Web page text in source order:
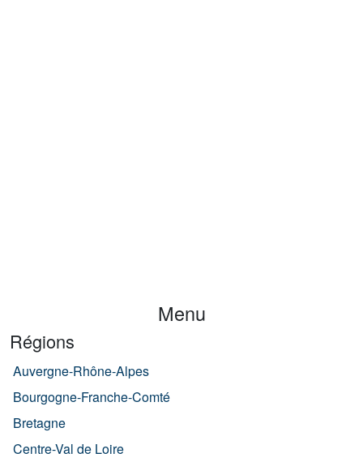
Menu
Régions
Auvergne-Rhône-Alpes
Bourgogne-Franche-Comté
Bretagne
Centre-Val de Loire